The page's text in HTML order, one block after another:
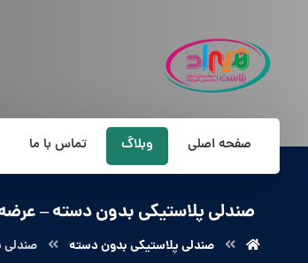
صفحه اصلی وبلاگ تماس با ما
صندلی پلاستیکی بدون دسته –
صندلی پلاستیکی بدون دسته صندلی